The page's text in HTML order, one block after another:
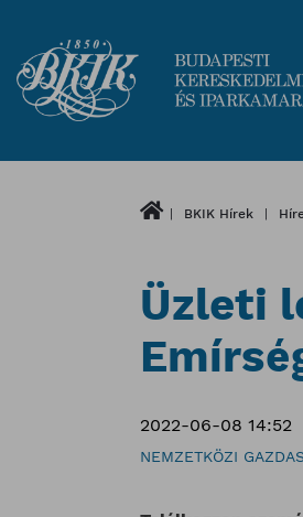
BKIK Hírek
Üzleti
2022-06-08 14:52
NEMZETKÖZI